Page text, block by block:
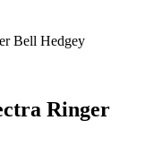
Bell Hedgey
Ringer